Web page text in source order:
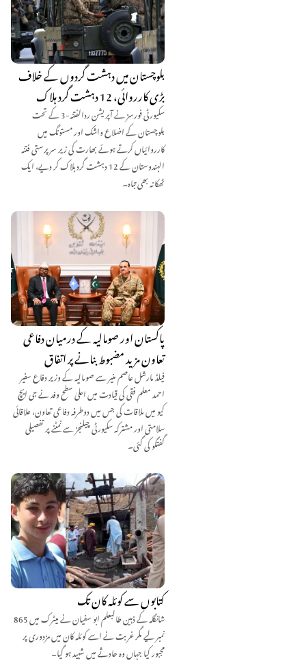
بلوچستان میں دہشت گردوں کے خلاف
بڑی کارروائی، 12 دہشت گرد ہلاک
سکیورٹی فورسز نے آپریشن ردالفتنہ-3 کے تحت
بلوچستان کے اضلاع واشک اور مستونگ میں
کارروائیاں کرتے ہوئے بھارت کی زیر سرپرستی فتنہ
الہندوستان کے 12 دہشت گرد ہلاک کر دیے، ایک
ٹھکانہ بھی تباہ۔
پاکستان اور صومالیہ کے درمیان دفاعی
تعاون مزید مضبوط بنانے پر اتفاق
فیلڈ مارشل عاصم منیر سے صومالیہ کے وزیر دفاع سفیر
احمد معلم فقی کی قیادت میں اعلیٰ سطح وفد نے جی ایچ
کیو میں ملاقات کی جس میں دوطرفہ دفاعی تعاون، علاقائی
سلامتی اور مشترکہ سکیورٹی چیلنجز سے نمٹنے پر تفصیلی
گفتگو کی گئی۔
کتابوں سے کوئلہ کان تک
شانگلہ کے ذہین طالبعلم ابو سفیان نے میٹرک میں 865
نمبر لیے مگر غربت نے اسے کوئلہ کان میں مزدوری پر
مجبور کیا جہاں وہ حادثے میں شہید ہو گیا۔